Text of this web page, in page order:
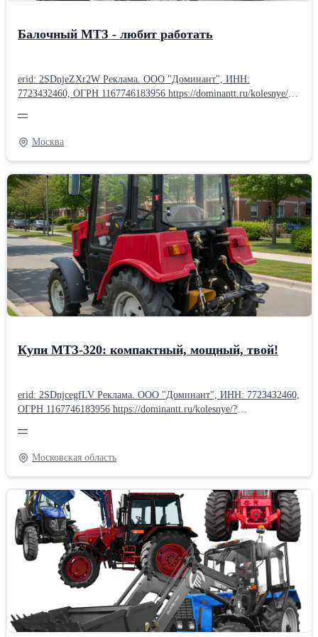
Балочный МТЗ - любит работать
erid: 2SDnjeZXr2W Реклама. ООО "Доминант", ИНН:
772З4З2460, ОГРН 116774618З956 https://dominantt.ru/kolesnye/?
фермера, коммунальщиков, строителей. Основные
характеристики: • Мощность двигателя — 81 л.с. (Д-243/Д-245) •
Полный привод 4×4 с блокировкой дифференциала •
Грузоподъёмность задней навески — 3200 кг • Топливный бак
— 130 литров • 18 передач вперёд / 4 назад • Дорожный просвет
— 465 мм • Комфортная кабина с отопителем (возможна
комплектация с кондиционером) Почему выбирают именно МТЗ
балочный: • Неприхотливый и надёжный дизель • Огромный
выбор навесного оборудования (плуг, косилка, погрузчик, щётка,
фреза, прицепы и многое другое) • Экономная эксплуатация и
доступные запчасти по всей России • Отлично работает по
грязи, снегу и на пересечённой местности Трактор новый, в
наличии, с ПСМ. Обращайтесь — поможем подобрать
комплектацию под ваши задачи!
—
Москва
Купи МТЗ-320: компактный, мощный, твой!
erid: 2SDnjcegfLV Реклама. ООО "Доминант", ИНН: 772З4З2460,
ОГРН 116774618З956 https://dominantt.ru/kolesnye/?
(Беларус-320) — компактный и универсальный помощник! Этот
малогабаритный трактор подойдёт для небольших хозяйств,
ферм и коммунальных работ — там, где большая техника просто
не пройдёт. Почему стоит выбрать именно МТЗ-320? •
Компактность — легко маневрирует в тесных пространствах,
теплицах, садах и узких проездах. • Многофункциональность —
агрегатируется с десятками навесок: плуг, культиватор,
картофелекопалка, косилка, снегоуборщик, щётка, отвал,
погрузчик и многое другое. • Достаточная мощность —
двигатель 33–36 л.с. (в зависимости от модификации) уверенно
тянет тяжёлые задачи несмотря на скромные размеры. •
Экономичность — низкий расход топлива, доступные запчасти,
простое и недорогое обслуживание. • Отличная манёвренность
— радиус поворота всего ~3,7 м, полный привод в большинстве
—
Московская область